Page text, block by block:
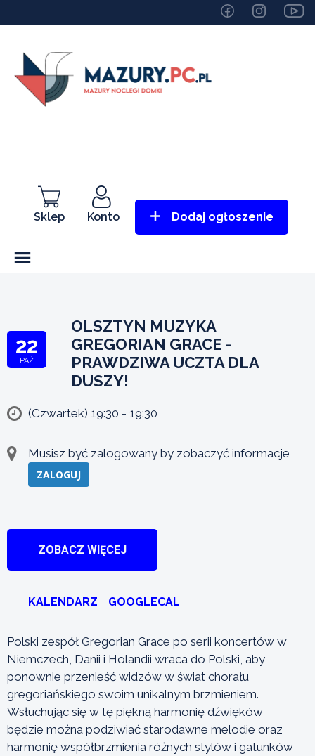
Sklep Konto Dodaj ogłoszenie
22
PAŹ
OLSZTYN MUZYKA
GREGORIAN GRACE -
PRAWDZIWA UCZTA DLA
DUSZY!
(Czwartek) 19:30 - 19:30
Musisz być zalogowany by zobaczyć informacje
ZALOGUJ
ZOBACZ WIĘCEJ
KALENDARZ GOOGLECAL
Polski zespół Gregorian Grace po serii koncertów w
Niemczech, Danii i Holandii wraca do Polski, aby
ponownie przenieść widzów w świat chorału
gregoriańskiego swoim unikalnym brzmieniem.
Wsłuchując się w tę piękną harmonię dźwięków
będzie można podziwiać starodawne melodie oraz
harmonię współbrzmienia różnych stylów i gatunków